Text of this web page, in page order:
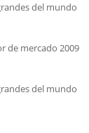
del mundo
de mercado 2009
del mundo